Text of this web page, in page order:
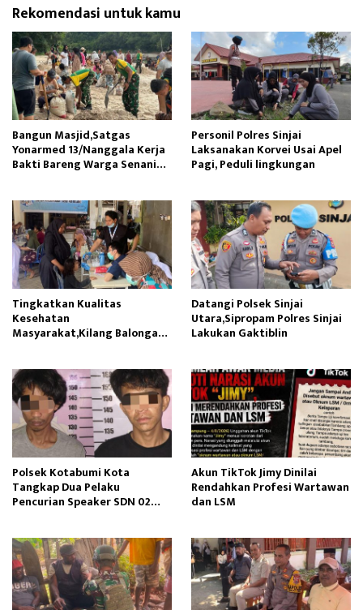
Rekomendasi untuk kamu
Bangun Masjid,Satgas
Yonarmed 13/Nanggala Kerja
Bakti Bareng Warga Senaning
Personil Polres Sinjai
Laksanakan Korvei Usai Apel
Pagi, Peduli lingkungan
Tingkatkan Kualitas
Kesehatan
Masyarakat,Kilang Balongan
Datangi Polsek Sinjai
Utara,Sipropam Polres Sinjai
Lakukan Gaktiblin
Polsek Kotabumi Kota
Tangkap Dua Pelaku
Pencurian Speaker SDN 02
Akun TikTok Jimy Dinilai
Rendahkan Profesi Wartawan
dan LSM